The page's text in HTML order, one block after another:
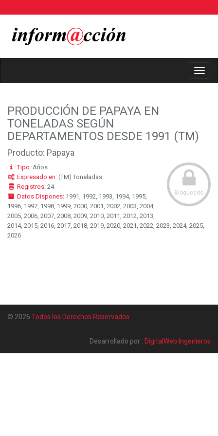
PRODUCCIÓN DE PAPAYA EN
TONELADAS SEGÚN
DEPARTAMENTOS DESDE 1991 (TM)
Producto: Papaya
Bloqueado
Tipo:Años
Expresado en:(TM) Toneladas
Registros:24
Datos Dispones:1991, 1992, 1993, 1994, 1995,
1996, 1997, 1998, 1999, 2000, 2001, 2002, 2003, 2004,
2005, 2006, 2007, 2008, 2009, 2010, 2011, 2012, 2013,
2014, 2015, 2016, 2017, 2018, 2019, 2020, 2021, 2022, 2023, 2024, 2025,
2026
© 2026 Todos los Derechos Reservados
Desarrollado por : DigitalWeb Ingenieros